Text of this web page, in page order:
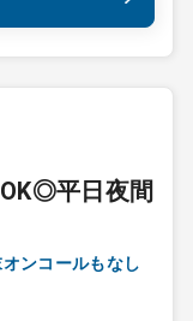
平日夜間
ンコールもなし